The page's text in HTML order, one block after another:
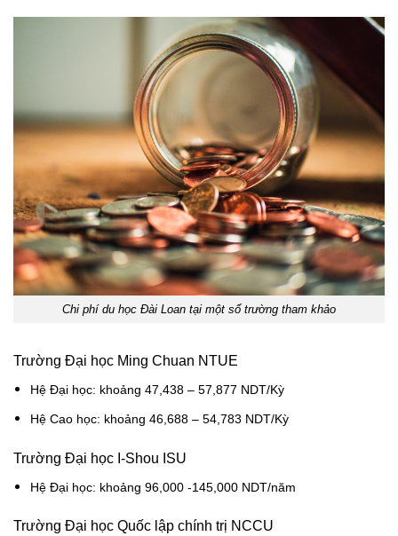
Chi phí du học Đài Loan tại một số trường tham khảo
Trường Đại học Ming Chuan NTUE
Hệ Đại học: khoảng 47,438 – 57,877 NDT/Kỳ
Hệ Cao học: khoảng 46,688 – 54,783 NDT/Kỳ
Trường Đại học I-Shou ISU
Hệ Đại học: khoảng 96,000 -145,000 NDT/năm
Trường Đại học Quốc lập chính trị NCCU